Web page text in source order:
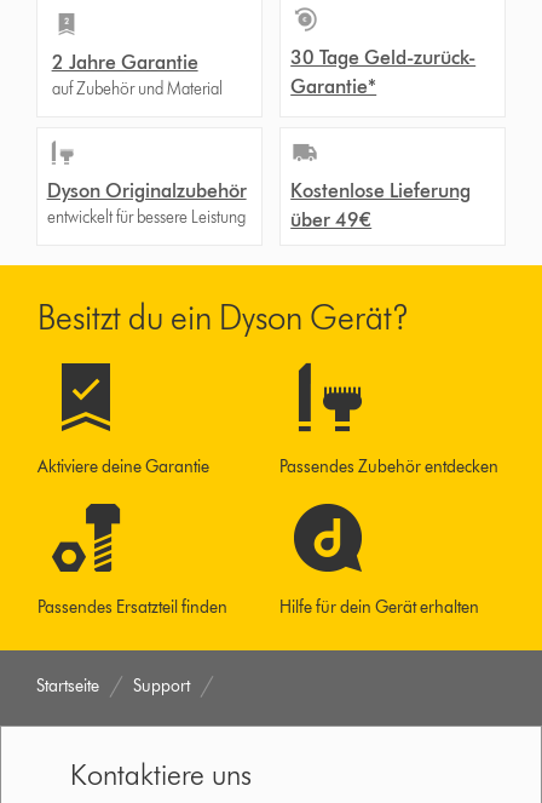
2 Jahre Garantie
auf Zubehör und Material
30 Tage Geld-zurück-
Garantie*
Dyson Originalzubehör
entwickelt für bessere Leistung
Kostenlose Lieferung
über 49€
Besitzt du ein Dyson Gerät?
Aktiviere deine Garantie Passendes Zubehör entdecken
Passendes Ersatzteil finden Hilfe für dein Gerät erhalten
Startseite Support
Kontaktiere uns